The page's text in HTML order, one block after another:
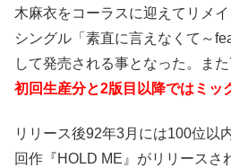
木麻衣をコーラスに迎えてリメ
シングル「素直に言えなくて～
して発売される事となった。ま
初回生産分と2版目以降ではミッ
リリース後92年3月には100位以
回作『HOLD ME』がリリースさ